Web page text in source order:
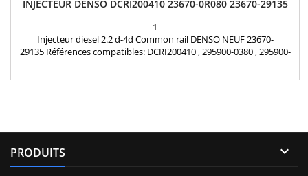
INJECTEUR DENSO DCRI200410 23670-0R080 23670-29135
1
Injecteur diesel 2.2 d-4d Common rail DENSO NEUF 23670-
29135 Références compatibles: DCRI200410 , 295900-0380 , 295900-
PRODUITS 